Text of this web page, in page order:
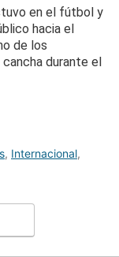
en el fútbol y
hacia el
de los
durante el
, Internacional,